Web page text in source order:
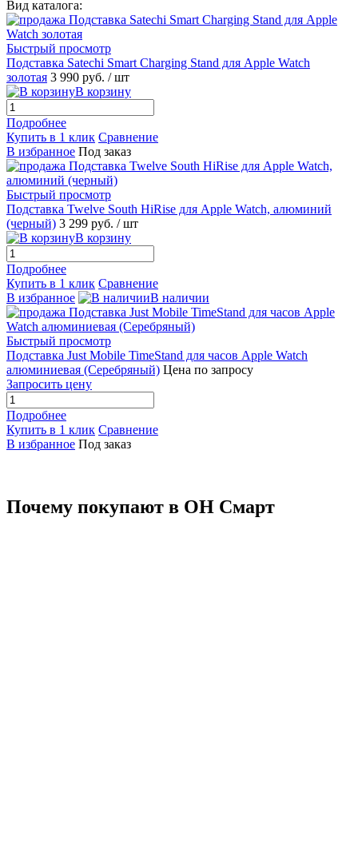
Вид каталога:
Быстрый просмотр
Подставка Satechi Smart Charging Stand для Apple Watch
золотая 3 990 руб. / шт
В корзину
Подробнее
Купить в 1 клик Сравнение
В избранное Под заказ
Быстрый просмотр
Подставка Twelve South HiRise для Apple Watch, алюминий
(черный) 3 299 руб. / шт
В корзину
Подробнее
Купить в 1 клик Сравнение
В избранное
В наличии
Быстрый просмотр
Подставка Just Mobile TimeStand для часов Apple Watch
алюминиевая (Серебряный) Цена по запросу
Запросить цену
Подробнее
Купить в 1 клик Сравнение
В избранное Под заказ
Почему покупают в ОН Смарт